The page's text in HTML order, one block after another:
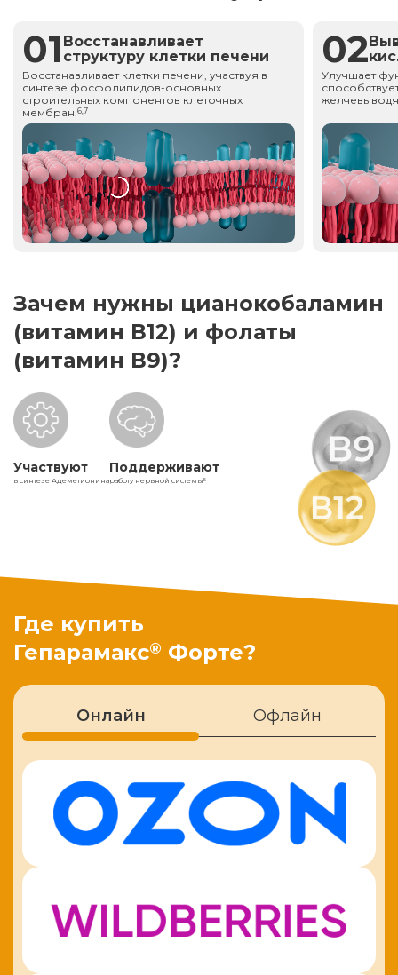
01 Восстанавливает
структуру клетки печени
Восстанавливает клетки печени, участвуя в
синтезе фосфолипидов-основных
строительных компонентов клеточных
мембран.6,7
02
Улучшает
Зачем нужны цианокобаламин
(витамин В12) и фолаты
(витамин В9)?
Участвуют
в синтезе Адеметионина
Поддерживают
работу нервной системы5
Где купить
Гепарамакс® Форте?
Онлайн Офлайн